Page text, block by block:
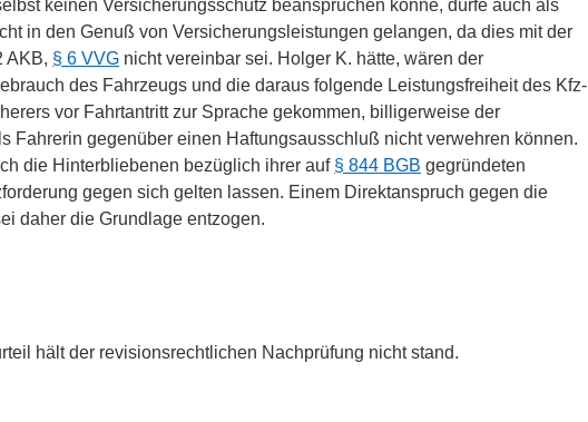
keinen Versicherungsschutz beanspruchen könne, dürfe auch als
in den Genuß von Versicherungsleistungen gelangen, da dies mit der
AKB, § 6 VVG nicht vereinbar sei. Holger K. hätte, wären der
des Fahrzeugs und die daraus folgende Leistungsfreiheit des Kfz-
vor Fahrtantritt zur Sprache gekommen, billigerweise der
Fahrerin gegenüber einen Haftungsausschluß nicht verwehren können.
die Hinterbliebenen bezüglich ihrer auf § 844 BGB gegründeten
gegen sich gelten lassen. Einem Direktanspruch gegen die
daher die Grundlage entzogen.
hält der revisionsrechtlichen Nachprüfung nicht stand.